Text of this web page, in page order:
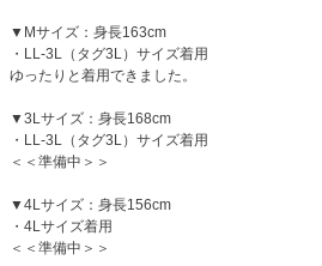
▼Mサイズ：身長163cm
・LL-3L（タグ3L）サイズ着用
ゆったりと着用できました。
▼3Lサイズ：身長168cm
・LL-3L（タグ3L）サイズ着用
＜＜準備中＞＞
▼4Lサイズ：身長156cm
・4Lサイズ着用
＜＜準備中＞＞